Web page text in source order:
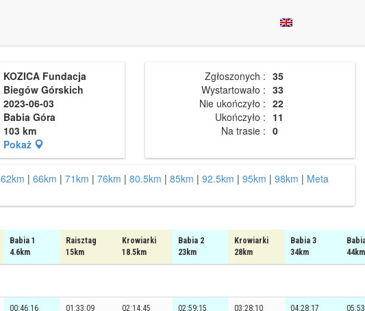
KOZICA Fundacja
Biegów Górskich
2023-06-03
Babia Góra
103 km
Pokaż
Zgłoszonych : 35
Wystartowało : 33
Nie ukończyło : 22
Ukończyło : 11
Na trasie : 0
62km | 66km | 71km | 76km | 80.5km | 85km | 92.5km | 95km | 98km | Meta
Babia 1
4.6km
Raisztag
15km
Krowiarki
18.5km
Babia 2
23km
Krowiarki
28km
Babia 3
34km
44km
00:46:16 01:33:09 02:14:45 02:59:15 03:28:10 04:28:17